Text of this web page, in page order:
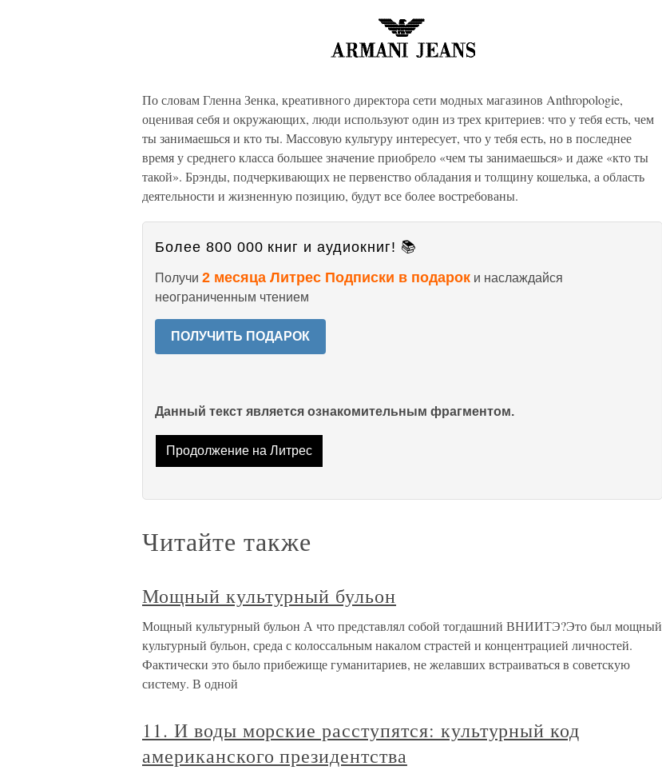
По словам Гленна Зенка, креативного директора сети модных магазинов Anthropologie,
оценивая себя и окружающих, люди используют один из трех критериев: что у тебя есть, чем
ты занимаешься и кто ты. Массовую культуру интересует, что у тебя есть, но в последнее
время у среднего класса большее значение приобрело «чем ты занимаешься» и даже «кто ты
такой». Брэнды, подчеркивающих не первенство обладания и толщину кошелька, а область
деятельности и жизненную позицию, будут все более востребованы.
Более 800 000 книг и аудиокниг! 📚
Получи 2 месяца Литрес Подписки в подарок и наслаждайся
неограниченным чтением
ПОЛУЧИТЬ ПОДАРОК
Данный текст является ознакомительным фрагментом.
Продолжение на Литрес
Читайте также
Мощный культурный бульон
Мощный культурный бульон А что представлял собой тогдашний ВНИИТЭ?Это был мощный
культурный бульон, среда с колоссальным накалом страстей и концентрацией личностей.
Фактически это было прибежище гуманитариев, не желавших встраиваться в советскую
систему. В одной
11. И воды морские расступятся: культурный код
американского президентства